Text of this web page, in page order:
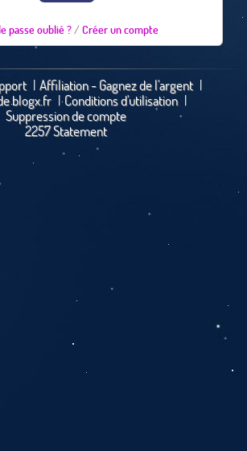
passe oublié ?/Créer un compte
| Affiliation - Gagnez de l'argent |
blogx.fr |Conditions d'utilisation |
Suppression de compte
2257 Statement